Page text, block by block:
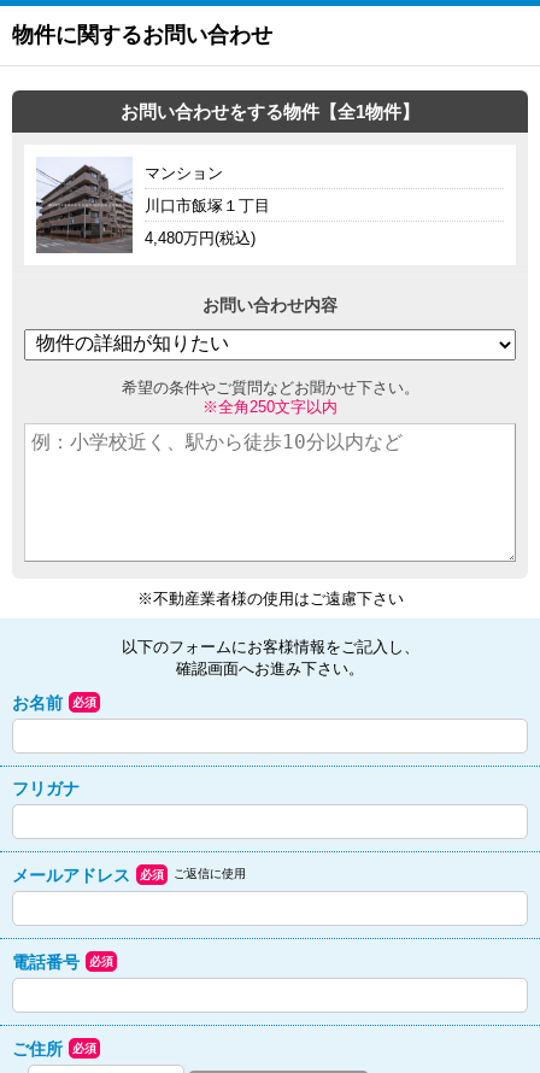
物件に関するお問い合わせ
お問い合わせをする物件【全1物件】
マンション
川口市飯塚１丁目
4,480万円(税込)
お問い合わせ内容
希望の条件やご質問などお聞かせ下さい。
※全角250文字以内
※不動産業者様の使用はご遠慮下さい
以下のフォームにお客様情報をご記入し、
確認画面へお進み下さい。
お名前 必須
フリガナ
メールアドレス 必須 ご返信に使用
電話番号 必須
ご住所 必須